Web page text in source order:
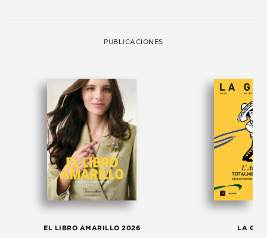
PUBLICACIONES
EL LIBRO AMARILLO 2026 LA